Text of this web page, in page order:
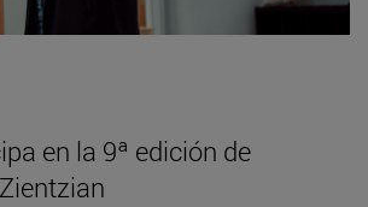
en la 9ª edición de